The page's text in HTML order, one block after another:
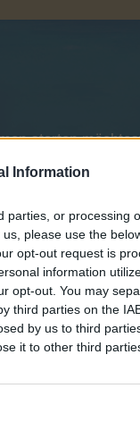
Information
parties, or processing
please use the
opt-out request is
information
opt-out. You may
third parties on the
by us to third
it to other third
starten
auf Deinen
ändern könnte.
hat muss man